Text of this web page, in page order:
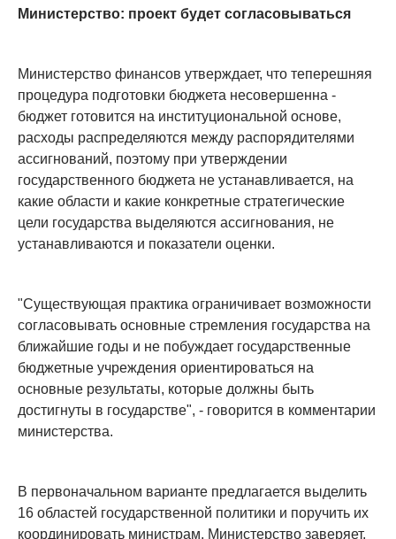
Министерство: проект будет согласовываться
Министерство финансов утверждает, что теперешняя
процедура подготовки бюджета несовершенна -
бюджет готовится на институциональной основе,
расходы распределяются между распорядителями
ассигнований, поэтому при утверждении
государственного бюджета не устанавливается, на
какие области и какие конкретные стратегические
цели государства выделяются ассигнования, не
устанавливаются и показатели оценки.
"Существующая практика ограничивает возможности
согласовывать основные стремления государства на
ближайшие годы и не побуждает государственные
бюджетные учреждения ориентироваться на
основные результаты, которые должны быть
достигнуты в государстве", - говорится в комментарии
министерства.
В первоначальном варианте предлагается выделить
16 областей государственной политики и поручить их
координировать министрам. Министерство заверяет,